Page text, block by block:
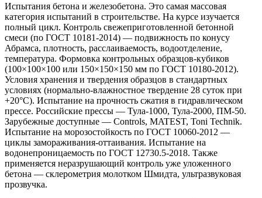
Испытания бетона и железобетона. Это самая массовая
категория испытаний в строительстве. На курсе изучается
полный цикл. Контроль свежеприготовленной бетонной
смеси (по ГОСТ 10181-2014) — подвижность по конусу
Абрамса, плотность, расслаиваемость, водоотделение,
температура. Формовка контрольных образцов-кубиков
(100×100×100 или 150×150×150 мм по ГОСТ 10180-2012).
Условия хранения и твердения образцов в стандартных
условиях (нормально-влажностное твердение 28 суток при
+20°C). Испытание на прочность сжатия в гидравлическом
прессе. Российские прессы — Тула-1000, Тула-2000, ПМ-50.
Зарубежные доступные — Controls, MATEST, Toni Technik.
Испытание на морозостойкость по ГОСТ 10060-2012 —
циклы замораживания-оттаивания. Испытание на
водонепроницаемость по ГОСТ 12730.5-2018. Также
применяется неразрушающий контроль уже уложенного
бетона — склерометрия молотком Шмидта, ультразвуковая
прозвучка.